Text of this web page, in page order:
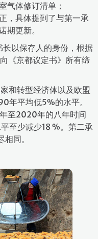
气体修订清单；
，具体提到了与第一承
期更新。
以保存人的身份，根据
《京都议定书》所有缔
转型经济体以及欧盟
年平均低5%的水平。
至2020年的八年时间
至少减少18 %。第二承
同。